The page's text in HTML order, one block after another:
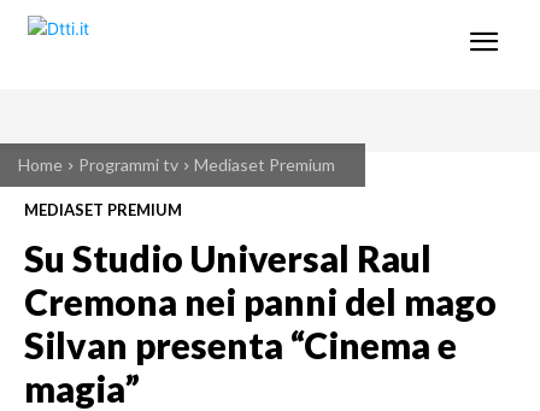
Home Programmi tv Mediaset Premium
MEDIASET PREMIUM
Su Studio Universal Raul
Cremona nei panni del mago
Silvan presenta “Cinema e
magia”